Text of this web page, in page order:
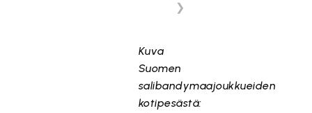
❯
Kuva
Suomen
salibandymaajoukkueiden
kotipesästä: